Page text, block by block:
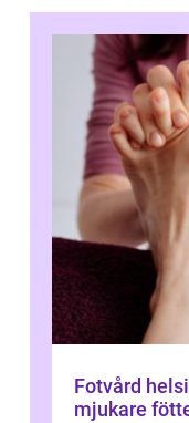
Fotvård
mjukare